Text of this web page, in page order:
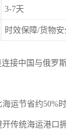
3-7天
时效保障/货物
接中国与俄罗
海运节省约50%
传统海运港口